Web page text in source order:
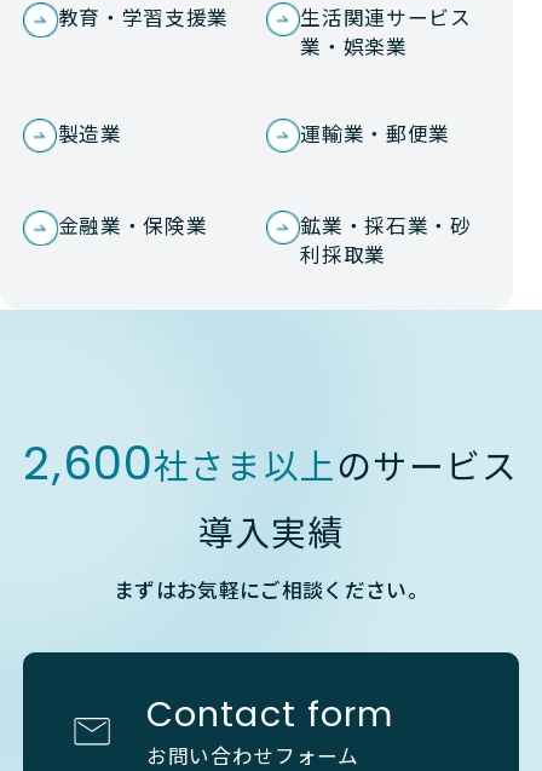
教育・学習支援業
生活関連サービス
業・娯楽業
製造業 運輸業・郵便業
金融業・保険業
鉱業・採石業・砂
利採取業
2,600社さま以上のサービス
導入実績
まずはお気軽にご相談ください。
Contact form
お問い合わせフォーム